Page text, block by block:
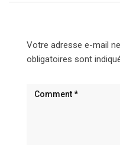
Votre adresse e-mail
obligatoires sont